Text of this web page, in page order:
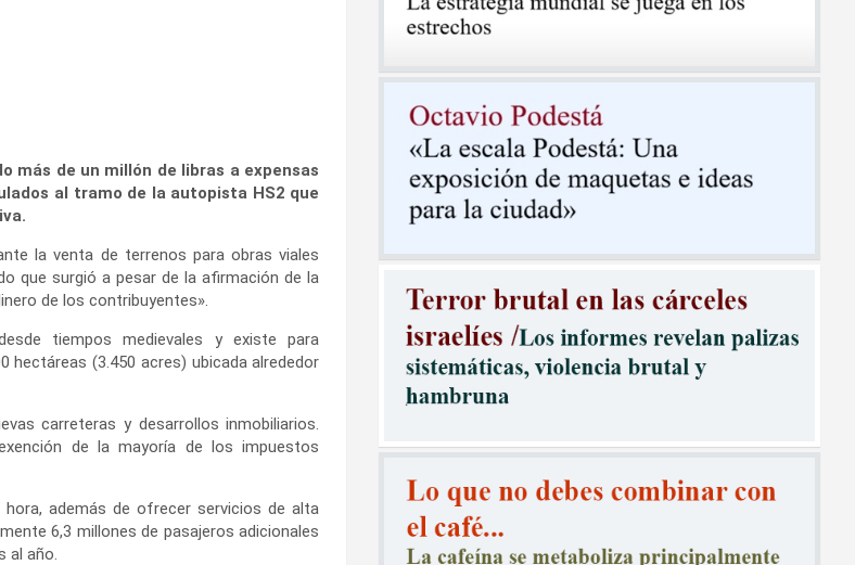
más de un millón de libras a expensas
al tramo de la autopista HS2 que
la venta de terrenos para obras viales
que surgió a pesar de la afirmación de la
de los contribuyentes».
tiempos medievales y existe para
hectáreas (3.450 acres) ubicada alrededor
carreteras y desarrollos inmobiliarios.
de la mayoría de los impuestos
además de ofrecer servicios de alta
6,3 millones de pasajeros adicionales
al año.